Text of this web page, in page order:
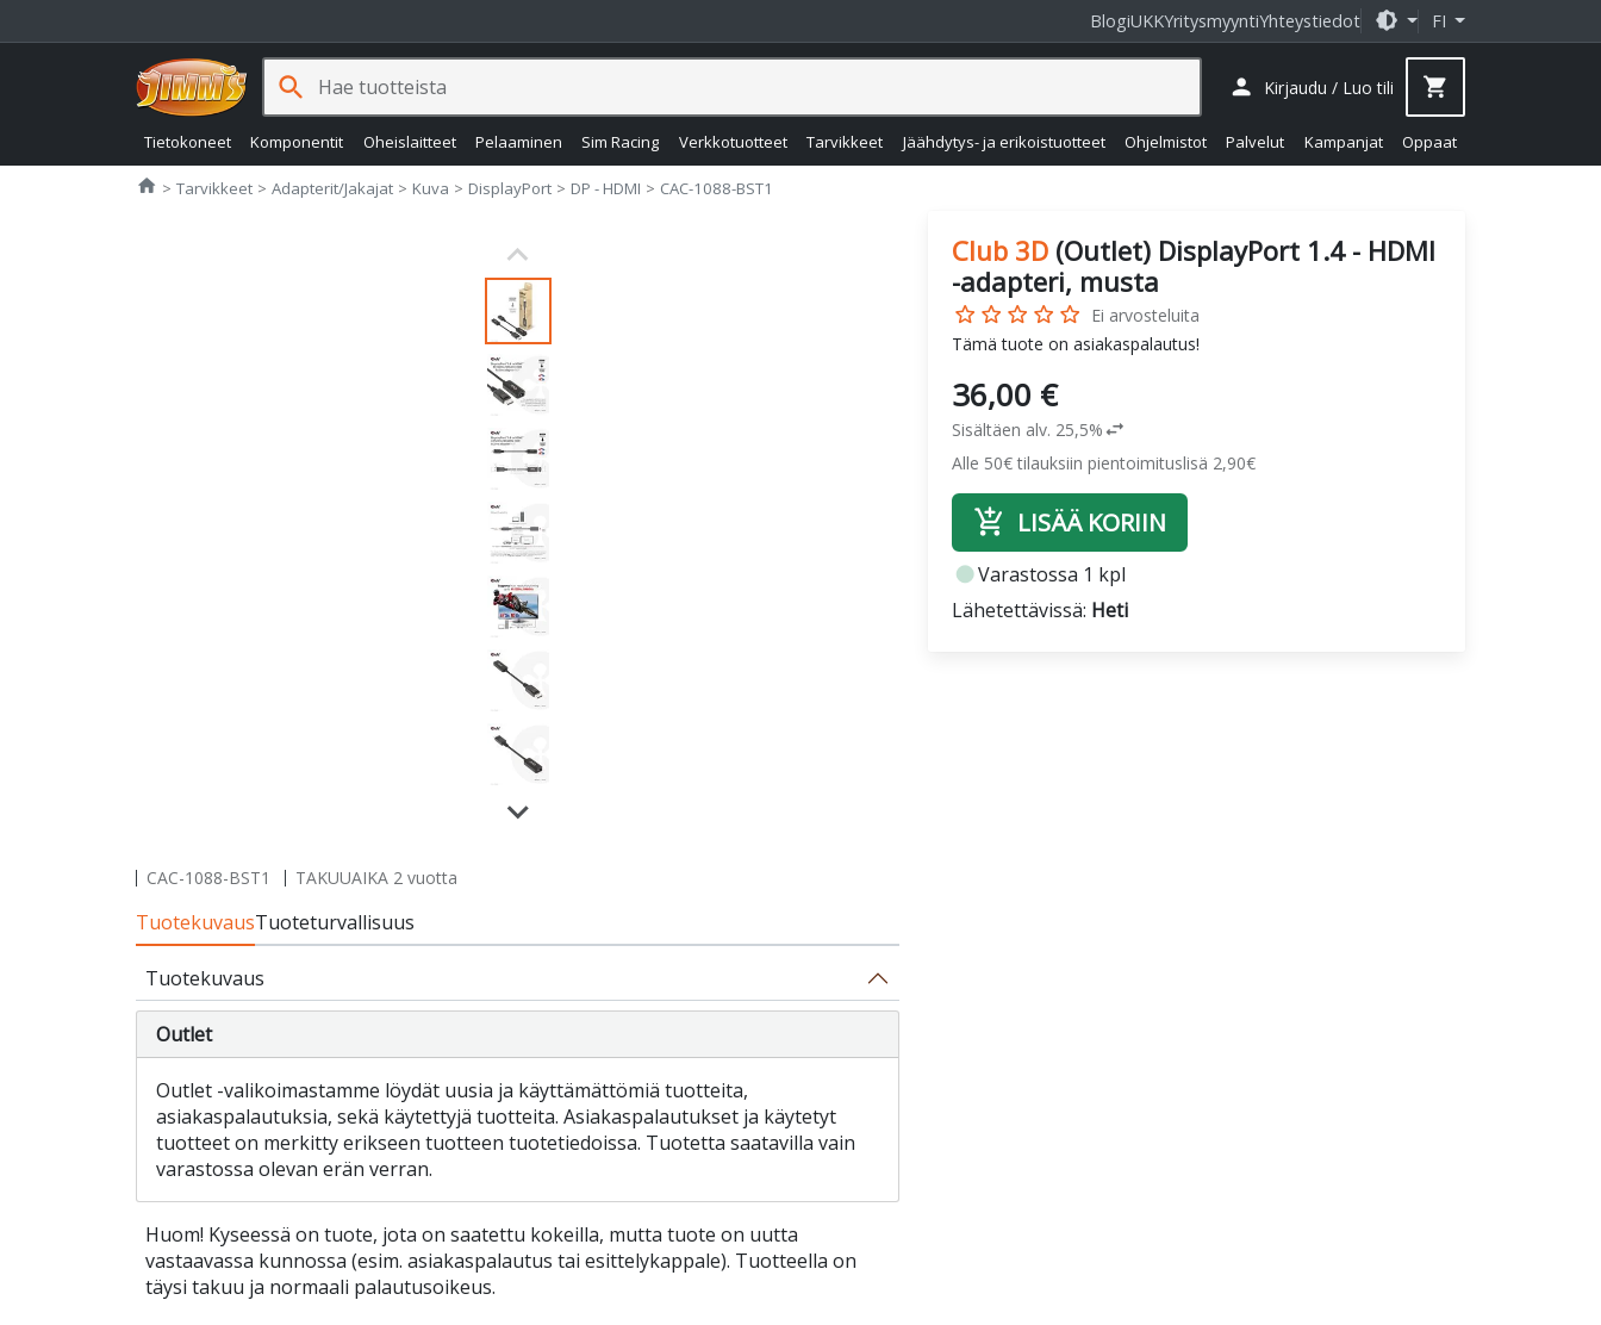
BlogiUKKYritysmyyntiYhteystiedot brightness_medium FI
Tietokoneet Komponentit Oheislaitteet Pelaaminen Sim Racing Verkkotuotteet Tarvikkeet Jäähdytys- ja erikoistuotteet Ohjelmistot Palvelut Kampanjat Oppaat
person Kirjaudu / Luo tili shopping_cart
search
home Jimms.fi
Tarvikkeet Adapterit/Jakajat Kuva DisplayPort DP - HDMI CAC-1088-BST1
Club 3D (Outlet) DisplayPort 1.4 - HDMI
-adapteri, musta
star_border star_border star_border star_border star_border Ei arvosteluita
Tämä tuote on asiakaspalautus!
36,00 €
Sisältäen alv. 25,5%swap_horiz
Alle 50€ tilauksiin pientoimituslisä 2,90€
add_shopping_cart LISÄÄ KORIIN
fiber_manual_recordVarastossa 1 kpl
Lähetettävissä: Heti
CAC-1088-BST1 TAKUUAIKA 2 vuotta
TuotekuvausTuoteturvallisuus
Tuotekuvaus
Outlet
Outlet -valikoimastamme löydät uusia ja käyttämättömiä tuotteita,
asiakaspalautuksia, sekä käytettyjä tuotteita. Asiakaspalautukset ja käytetyt
tuotteet on merkitty erikseen tuotteen tuotetiedoissa. Tuotetta saatavilla vain
varastossa olevan erän verran.
Huom! Kyseessä on tuote, jota on saatettu kokeilla, mutta tuote on uutta
vastaavassa kunnossa (esim. asiakaspalautus tai esittelykappale). Tuotteella on
täysi takuu ja normaali palautusoikeus.